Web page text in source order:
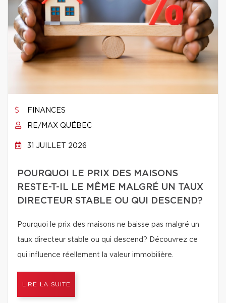
FINANCES
RE/MAX QUÉBEC
31 JUILLET 2026
POURQUOI LE PRIX DES MAISONS
RESTE-T-IL LE MÊME MALGRÉ UN TAUX
DIRECTEUR STABLE OU QUI DESCEND?
Pourquoi le prix des maisons ne baisse pas malgré un
taux directeur stable ou qui descend? Découvrez ce
qui influence réellement la valeur immobilière.
LIRE LA SUITE